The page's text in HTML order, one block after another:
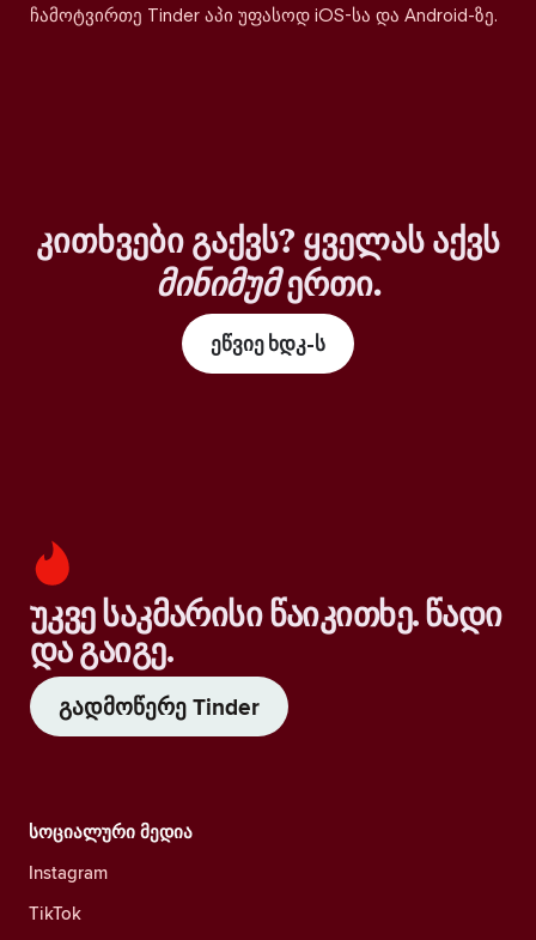
ჩამოტვირთე Tinder აპი უფასოდ iOS-სა და Android-ზე.
კითხვები გაქვს? ყველას აქვს
მინიმუმერთი.
ეწვიე ხდკ-ს
უკვე საკმარისი წაიკითხე. წადი
და გაიგე.
გადმოწერე Tinder
სოციალური მედია
Instagram
TikTok